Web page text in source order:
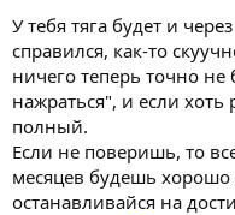
У тебя тяга будет и
справился, как-то
ничего теперь точно не
нажраться", и если
полный.
Если не поверишь, то
месяцев будешь хорошо
останавливайся на